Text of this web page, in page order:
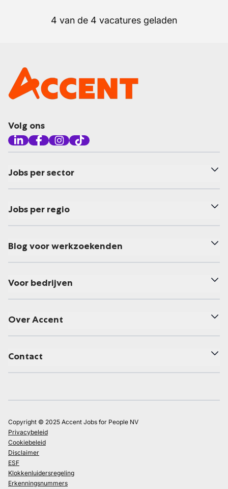
4 van de 4 vacatures geladen
Volg ons
Jobs per sector
Jobs per regio
Blog voor werkzoekenden
Voor bedrijven
Over Accent
Contact
Copyright © 2025 Accent Jobs for People NV
Privacybeleid
Cookiebeleid
Disclaimer
ESF
Klokkenluidersregeling
Erkenningsnummers